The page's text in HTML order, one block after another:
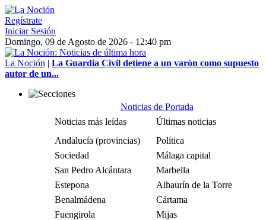
Regístrate
Iniciar Sesión
Domingo, 09 de Agosto de 2026 - 12:40 pm
La Noción | La Guardia Civil detiene a un varón como supuesto
autor de un...
Noticias de Portada
Noticias más leídas
Últimas noticias
Andalucía (provincias)
Política
Sociedad
Málaga capital
San Pedro Alcántara
Marbella
Estepona
Alhaurín de la Torre
Benalmádena
Cártama
Fuengirola
Mijas